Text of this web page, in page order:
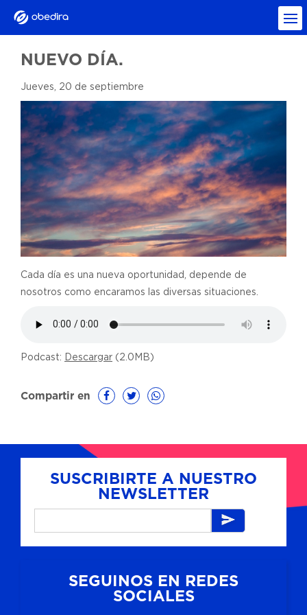
NUEVO DÍA.
Jueves, 20 de septiembre
Cada día es una nueva oportunidad, depende de
nosotros como encaramos las diversas situaciones.
Podcast: Descargar (2.0MB)
Compartir en
SUSCRIBIRTE A NUESTRO
NEWSLETTER
SEGUINOS EN REDES
SOCIALES